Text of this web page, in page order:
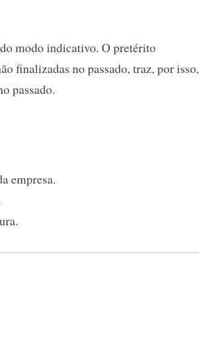
modo indicativo. O pretérito
finalizadas no passado, traz, por isso,
passado.
empresa.